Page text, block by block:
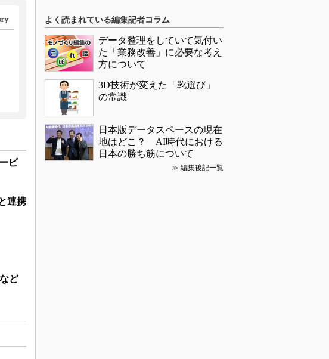
ビ
連携
ど
よく読まれている編集記者コラム
データ整理をしていて気付い
た「業務改善」に必要な考え
方について
3D技術が変えた「靴選び」
の常識
日本版データスペースの現在
地はどこ？ AI時代における
日本の勝ち筋について
≫ 編集後記一覧